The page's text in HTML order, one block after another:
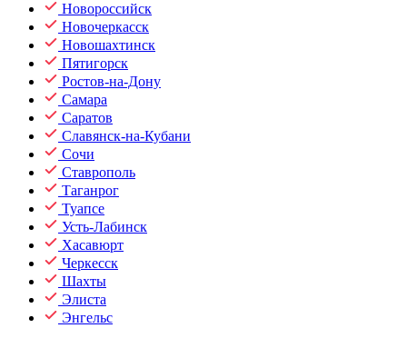
Новороссийск
Новочеркасск
Новошахтинск
Пятигорск
Ростов-на-Дону
Самара
Саратов
Славянск-на-Кубани
Сочи
Ставрополь
Таганрог
Туапсе
Усть-Лабинск
Хасавюрт
Черкесск
Шахты
Элиста
Энгельс